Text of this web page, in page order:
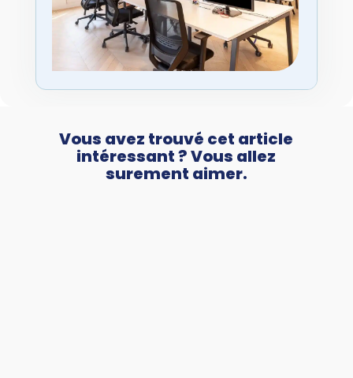
Vous avez trouvé cet article
intéressant ? Vous allez
surement aimer.